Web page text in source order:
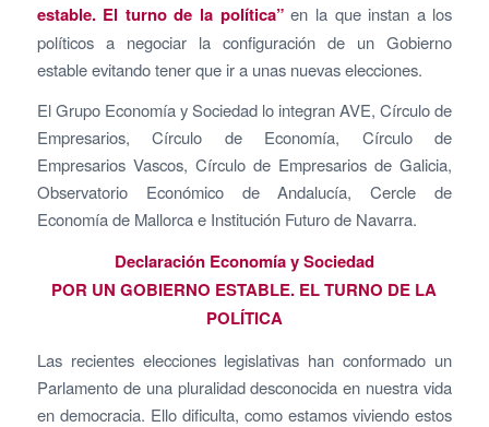
estable. El turno de la política”en la que instan a los
políticos a negociar la configuración de un Gobierno
estable evitando tener que ir a unas nuevas elecciones.
El Grupo Economía y Sociedad lo integran AVE, Círculo de
Empresarios, Círculo de Economía, Círculo de
Empresarios Vascos, Círculo de Empresarios de Galicia,
Observatorio Económico de Andalucía, Cercle de
Economía de Mallorca e Institución Futuro de Navarra.
Declaración Economía y Sociedad
POR UN GOBIERNO ESTABLE. EL TURNO DE LA
POLÍTICA
Las recientes elecciones legislativas han conformado un
Parlamento de una pluralidad desconocida en nuestra vida
en democracia. Ello dificulta, como estamos viviendo estos